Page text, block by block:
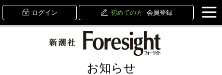
ログイン 初めての方 会員登録
お知らせ